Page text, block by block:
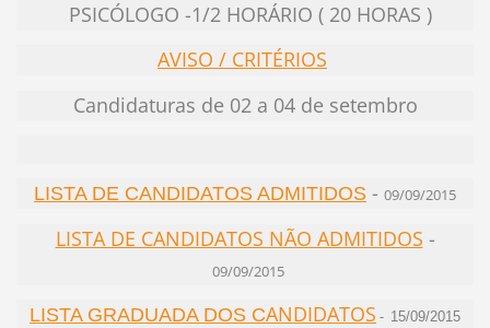
PSICÓLOGO -1/2 HORÁRIO ( 20 HORAS )
AVISO / CRITÉRIOS
Candidaturas de 02 a 04 de setembro
LISTA DE CANDIDATOS ADMITIDOS - 09/09/2015
LISTA DE CANDIDATOS NÃO ADMITIDOS -
09/09/2015
LISTA GRADUADA DOS CANDIDATOS - 15/09/2015